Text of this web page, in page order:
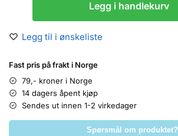
Legg i handlekurv
Legg til i ønskeliste
Fast pris på frakt i Norge
79,- kroner i Norge
14 dagers åpent kjøp
Sendes ut innen 1-2 virkedager
Spørsmål om produktet?